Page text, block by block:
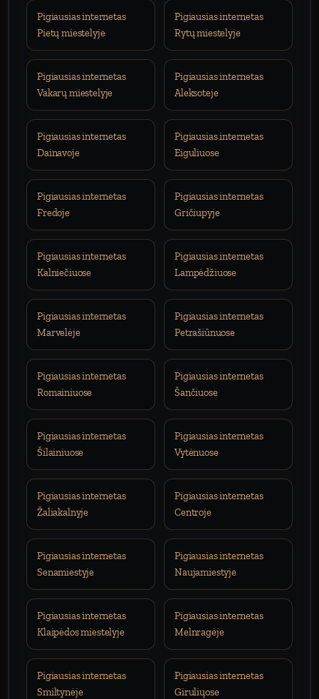
Pigiausias internetas
Pietų miestelyje
Pigiausias internetas
Rytų miestelyje
Pigiausias internetas
Vakarų miestelyje
Pigiausias internetas
Aleksoteje
Pigiausias internetas
Dainavoje
Pigiausias internetas
Eiguliuose
Pigiausias internetas
Fredoje
Pigiausias internetas
Gričiupyje
Pigiausias internetas
Kalniečiuose
Pigiausias internetas
Lampėdžiuose
Pigiausias internetas
Marvelėje
Pigiausias internetas
Petrašiūnuose
Pigiausias internetas
Romainiuose
Pigiausias internetas
Šančiuose
Pigiausias internetas
Šilainiuose
Pigiausias internetas
Vytėnuose
Pigiausias internetas
Žaliakalnyje
Pigiausias internetas
Centroje
Pigiausias internetas
Senamiestyje
Pigiausias internetas
Naujamiestyje
Pigiausias internetas
Klaipėdos miestelyje
Pigiausias internetas
Melnragėje
Pigiausias internetas
Smiltynėje
Pigiausias internetas
Giruliųose